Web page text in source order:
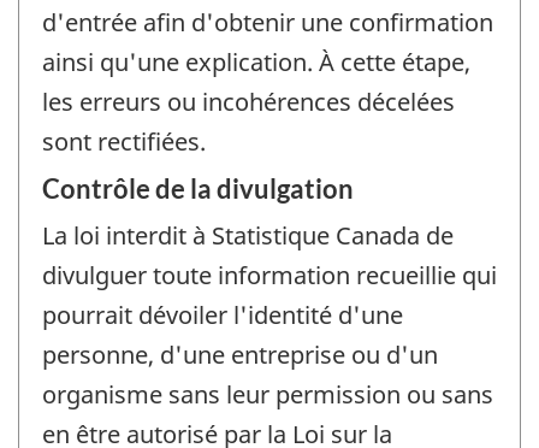
d'entrée afin d'obtenir une confirmation
ainsi qu'une explication. À cette étape,
les erreurs ou incohérences décelées
sont rectifiées.
Contrôle de la divulgation
La loi interdit à Statistique Canada de
divulguer toute information recueillie qui
pourrait dévoiler l'identité d'une
personne, d'une entreprise ou d'un
organisme sans leur permission ou sans
en être autorisé par la Loi sur la